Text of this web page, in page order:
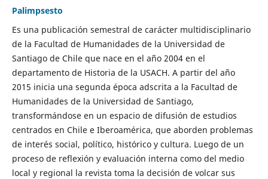
Palimpsesto
Es una publicación semestral de carácter multidisciplinario
de la Facultad de Humanidades de la Universidad de
Santiago de Chile que nace en el año 2004 en el
departamento de Historia de la USACH. A partir del año
2015 inicia una segunda época adscrita a la Facultad de
Humanidades de la Universidad de Santiago,
transformándose en un espacio de difusión de estudios
centrados en Chile e Iberoamérica, que aborden problemas
de interés social, político, histórico y cultura. Luego de un
proceso de reflexión y evaluación interna como del medio
local y regional la revista toma la decisión de volcar sus